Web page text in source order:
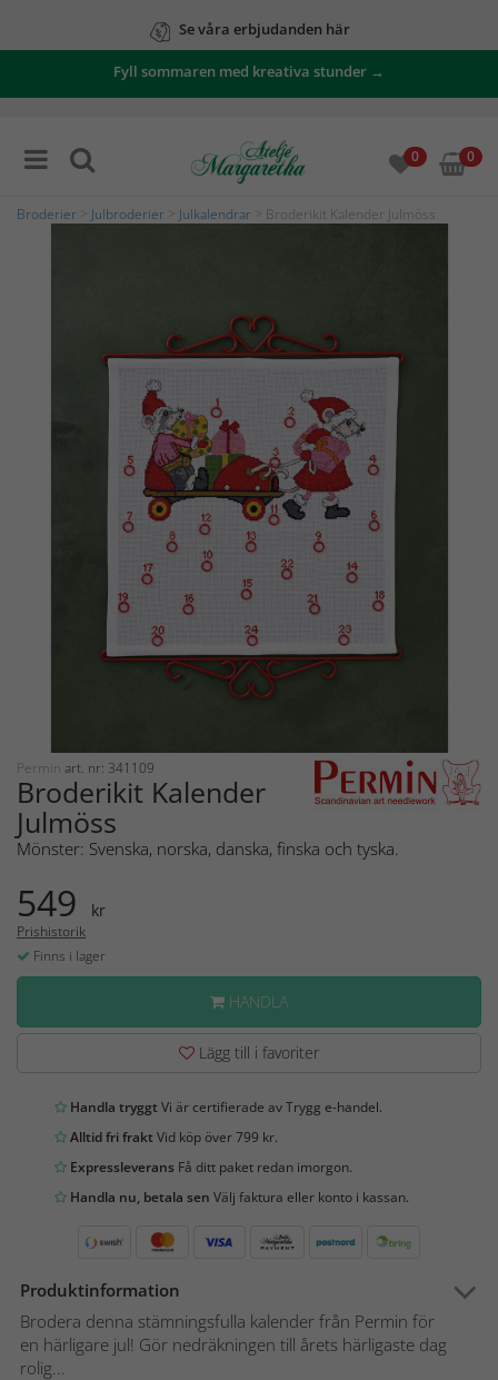
Se våra erbjudanden här
Fyll sommaren med kreativa stunder →
0 0
Broderier Julbroderier Julkalendrar > Broderikit Kalender Julmöss
Permin art. nr: 341109
Broderikit Kalender
Julmöss
Mönster: Svenska, norska, danska, finska och tyska.
549 kr
Prishistorik
Finns i lager
HANDLA
Lägg till i favoriter
Handla tryggtVi är certifierade av Trygg e-handel.
Alltid fri fraktVid köp över 799 kr.
Expressleverans Få ditt paket redan imorgon.
Handla nu, betala sen Välj faktura eller konto i kassan.
Produktinformation
Brodera denna stämningsfulla kalender från Permin för
en härligare jul! Gör nedräkningen till årets härligaste dag
rolig...